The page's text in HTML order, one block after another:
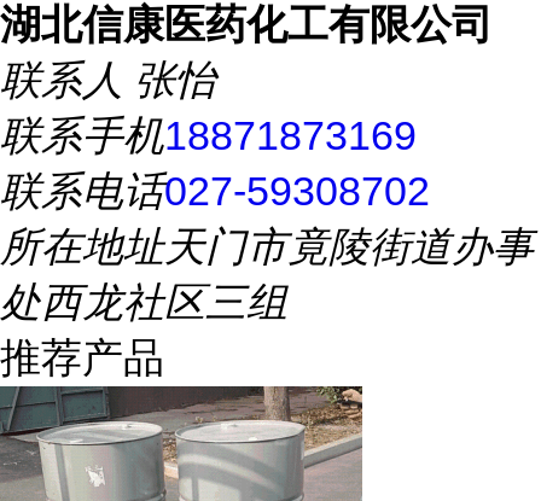
湖北信康医药化工有限公司
联系人 张怡
联系手机18871873169
联系电话027-59308702
所在地址天门市竟陵街道办事
处西龙社区三组
推荐产品